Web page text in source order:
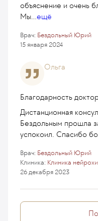
объяснение и очень
Мы...ещё
Врач: Бездольный Юрий
15 января 2024
Ольга
Благодарность
Дистанционная
Бездольным прошла
успокоил. Спасибо
Клиника: Клиника
Врач: Бездольный Юрий
26 декабря 2023